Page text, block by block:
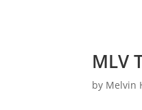
MLV
by Melvin